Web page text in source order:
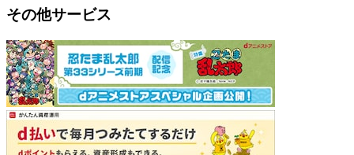
その他サービス